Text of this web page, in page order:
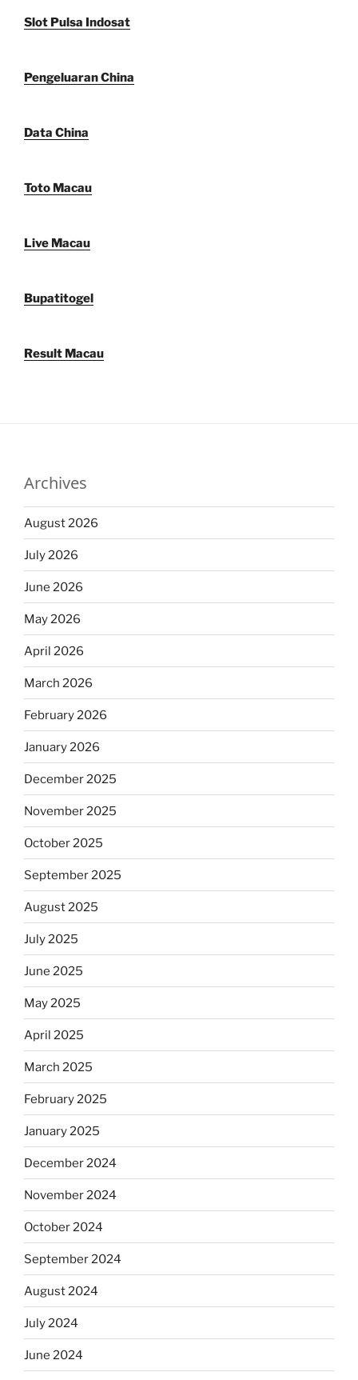
Slot Pulsa Indosat
Pengeluaran China
Data China
Toto Macau
Live Macau
Bupatitogel
Result Macau
Archives
August 2026
July 2026
June 2026
May 2026
April 2026
March 2026
February 2026
January 2026
December 2025
November 2025
October 2025
September 2025
August 2025
July 2025
June 2025
May 2025
April 2025
March 2025
February 2025
January 2025
December 2024
November 2024
October 2024
September 2024
August 2024
July 2024
June 2024